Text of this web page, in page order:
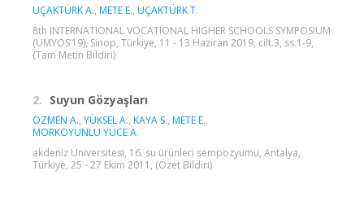
UÇAKTÜRK A., METE E., UÇAKTÜRK T.
8th INTERNATIONAL VOCATIONAL HIGHER SCHOOLS SYMPOSIUM
(UMYOS’19), Sinop, Türkiye, 11 - 13 Haziran 2019, cilt.3, ss.1-9,
(Tam Metin Bildiri)
2. Suyun Gözyaşları
ÖZMEN A., YÜKSEL A., KAYA S., METE E.,
MORKOYUNLU YÜCE A.
akdeniz Üniversitesi, 16. su ürünleri sempozyumu, Antalya,
Türkiye, 25 - 27 Ekim 2011, (Özet Bildiri)